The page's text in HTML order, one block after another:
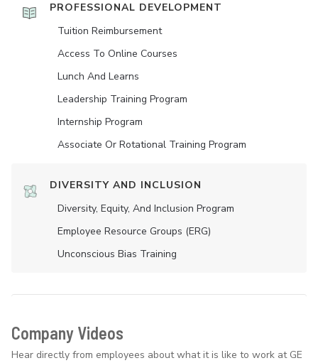
PROFESSIONAL DEVELOPMENT
Tuition Reimbursement
Access To Online Courses
Lunch And Learns
Leadership Training Program
Internship Program
Associate Or Rotational Training Program
DIVERSITY AND INCLUSION
Diversity, Equity, And Inclusion Program
Employee Resource Groups (ERG)
Unconscious Bias Training
Company Videos
Hear directly from employees about what it is like to work at GE